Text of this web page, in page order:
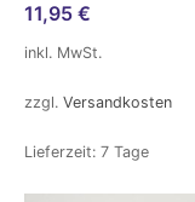
11,95 €
inkl. MwSt.
zzgl. Versandkosten
Lieferzeit: 7 Tage